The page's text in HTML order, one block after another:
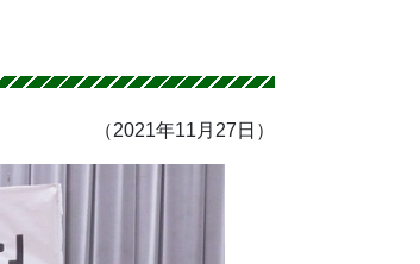
（2021年11月27日）